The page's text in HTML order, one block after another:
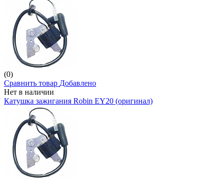
(0)
Сравнить товар Добавлено
Нет в наличии
Катушка зажигания Robin EY20 (оригинал)